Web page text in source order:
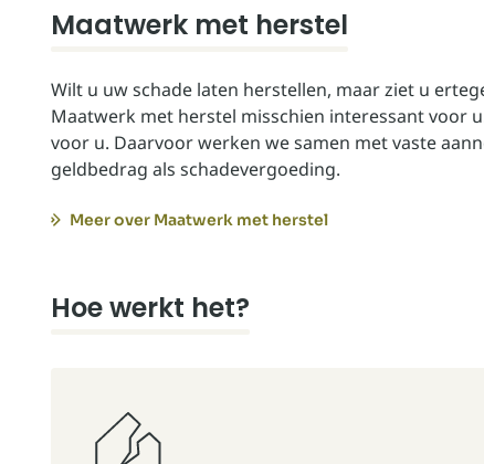
Maatwerk met herstel
Wilt u uw schade laten herstellen, maar ziet u
Maatwerk met herstel misschien interessant voor
voor u. Daarvoor werken we samen met vaste
geldbedrag als schadevergoeding.
Meer over Maatwerk met herstel
Hoe werkt het?